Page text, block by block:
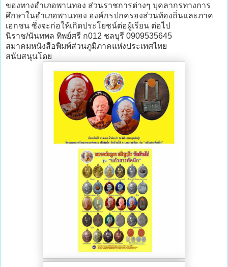
ของทางอำเภอพานทอง ส่วนราชการต่างๆ บุคลากรทางการ
ศึกษาในอำเภอพานทอง องค์กรปกครองส่วนท้องถิ่นและภาค
เอกชน ซึ่งจะก่อให้เกิดประโยชน์ต่อผู้เรียน ต่อไป
นิราช/นันทพล ทิพย์ศรี ก012 ชลบุรี 0909535645
สมาคมหนังสือพิมพ์ส่วนภูมิภาคแห่งประเทศไทย
สนับสนุนโดย